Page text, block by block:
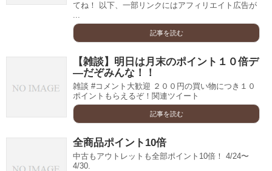
てね！ 以下、一部リンクにはアフィリエイト広告が
記事を読む
【雑談】明日は月末のポイント１０倍デ
―だぞみんな！！
雑談 #コメント大歓迎 ２００円の買い物につき１０
ポイントもらえるぞ！関連ツイート
記事を読む
全商品ポイント10倍
中古もアウトレットも全部ポイント10倍！ 4/24〜
4/30.